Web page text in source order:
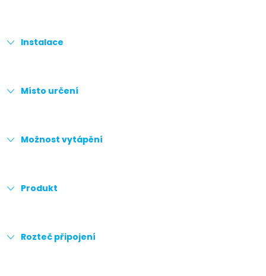
Instalace
Místo určení
Možnost vytápění
Produkt
Rozteč připojení